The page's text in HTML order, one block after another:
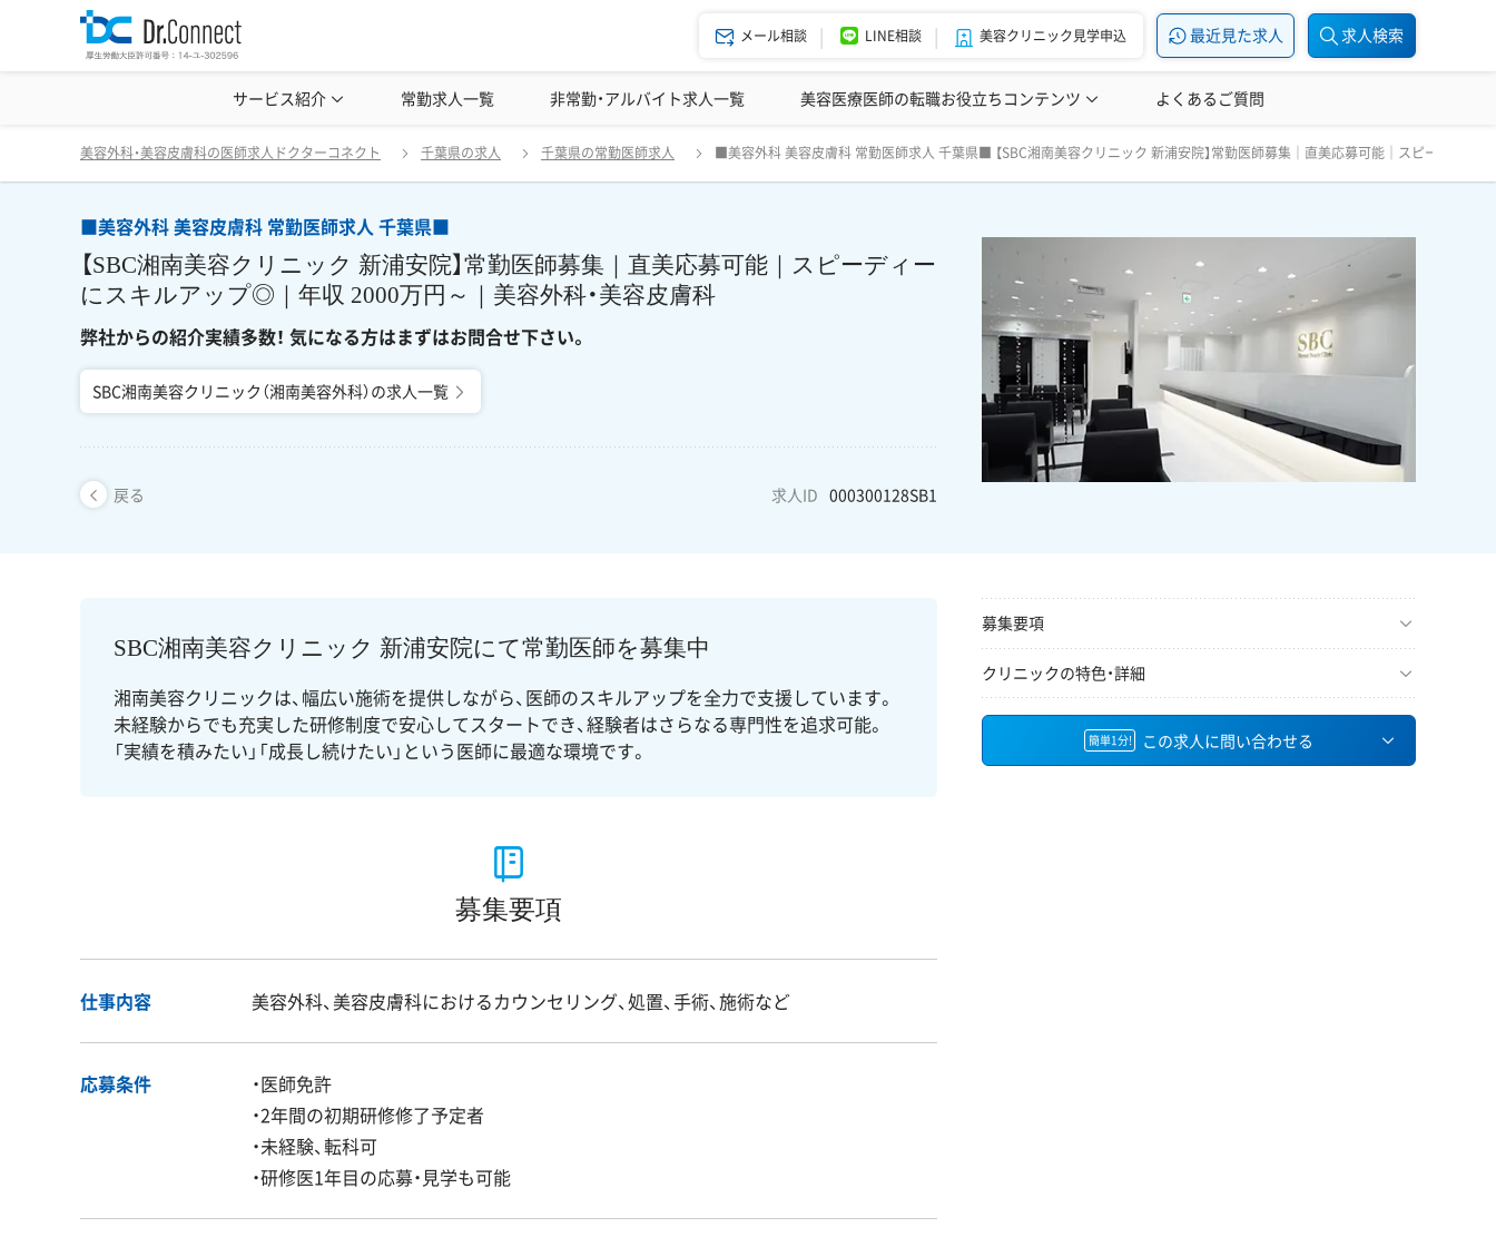
メール相談 LINE相談 美容クリニック見学申込 最近見た求人 求人検索
サービス紹介 ドクターコネクトの強み エージェント紹介
常勤求人一覧 非常勤・アルバイト求人一覧 美容医療医師の転職お役立ちコンテンツ
美容クリニック見学・研修情報 美容外科・美容皮膚科の医師転職体験談 美容クリニックインタビュー 美容医療の転職お役立ち記事 美容医療辞典
よくあるご質問
美容外科・美容皮膚科の医師求人ドクターコネクト 千葉県の求人 千葉県の常勤医師求人 ■美容外科 美容皮膚科 常勤医師求人 千葉県■ 【SBC湘南美容クリニック 新浦安院】常勤医師募集｜直美応募可能｜スピーディ
■美容外科 美容皮膚科 常勤医師求人 千葉県■
【SBC湘南美容クリニック 新浦安院】常勤医師募集｜直美応募可能｜スピーディー
にスキルアップ◎｜年収 2000万円～｜美容外科・美容皮膚科
弊社からの紹介実績多数！ 気になる方はまずはお問合せ下さい。
SBC湘南美容クリニック（湘南美容外科）の求人一覧
戻る 求人ID 000300128SB1
戻る
■美容外科 美容皮膚科 常勤医師求人 千葉県■ 【SBC湘南美容クリニック 新浦安院】常勤医師募集｜直美応募可能｜スピーディーにスキルアップ◎｜年収 2000万円～｜美容外科・美
SBC湘南美容クリニック 新浦安院にて常勤医師を募集中
湘南美容クリニックは、幅広い施術を提供しながら、医師のスキルアップを全力で支援しています。
未経験からでも充実した研修制度で安心してスタートでき、経験者はさらなる専門性を追求可能。
「実績を積みたい」「成長し続けたい」という医師に最適な環境です。
募集要項
仕事内容 美容外科、美容皮膚科におけるカウンセリング、処置、手術、施術など
応募条件
・医師免許
・2年間の初期研修修了予定者
・未経験、転科可
・研修医1年目の応募・見学も可能
募集要項
クリニックの特色・詳細
簡単1分! この求人に問い合わせる